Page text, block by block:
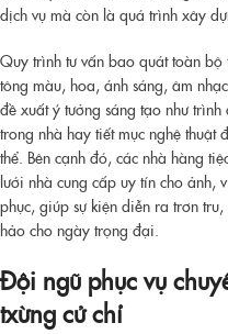
dịch vụ mà còn là quá trình xây
Quy trình tư vấn bao quát toàn
tông màu, hoa, ánh sáng, âm
đề xuất ý tưởng sáng tạo như
trong nhà hay tiết mục nghệ thuật
thể. Bên cạnh đó, các nhà hàng
lưới nhà cung cấp uy tín cho ảnh,
phục, giúp sự kiện diễn ra trơn
hảo cho ngày trọng đại.
Đội ngũ phục vụ
txừng cử chỉ